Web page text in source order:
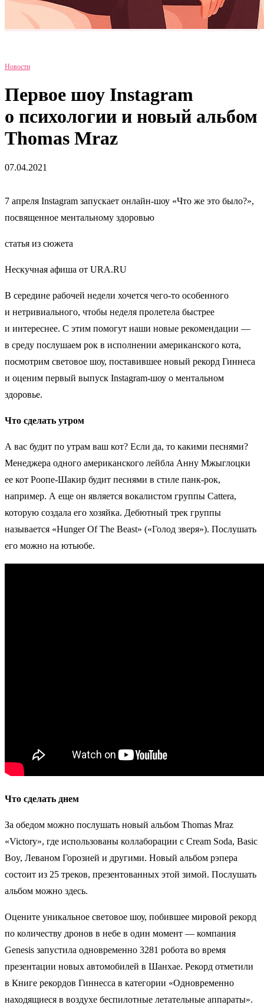
Новости
Первое шоу Instagram
о психологии и новый альбом
Thomas Mraz
07.04.2021
7 апреля Instagram запускает онлайн-шоу «Что же это было?»,
посвященное ментальному здоровью
статья из сюжета
Нескучная афиша от URA.RU
В середине рабочей недели хочется чего-то особенного
и нетривиального, чтобы неделя пролетела быстрее
и интереснее. С этим помогут наши новые рекомендации —
в среду послушаем рок в исполнении американского кота,
посмотрим световое шоу, поставившее новый рекорд Гиннеса
и оценим первый выпуск Instagram-шоу о ментальном
здоровье.
Что сделать утром
А вас будит по утрам ваш кот? Если да, то какими песнями?
Менеджера одного американского лейбла Анну Мжыглоцки
ее кот Роопе-Шакир будит песнями в стиле панк-рок,
например. А еще он является вокалистом группы Cattera,
которую создала его хозяйка. Дебютный трек группы
называется «Hunger Of The Beast» («Голод зверя»). Послушать
его можно на ютьюбе.
Что сделать днем
За обедом можно послушать новый альбом Thomas Mraz
«Victory», где использованы коллаборации с Cream Soda, Basic
Boy, Леваном Горозией и другими. Новый альбом рэпера
состоит из 25 треков, презентованных этой зимой. Послушать
альбом можно здесь.
Оцените уникальное световое шоу, побившее мировой рекорд
по количеству дронов в небе в один момент — компания
Genesis запустила одновременно 3281 робота во время
презентации новых автомобилей в Шанхае. Рекорд отметили
в Книге рекордов Гиннесса в категории «Одновременно
находящиеся в воздухе беспилотные летательные аппараты».